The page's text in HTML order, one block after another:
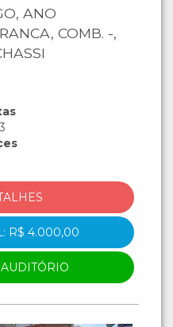
ANO
COMB. -,
5355398.
R$ 4.000,00